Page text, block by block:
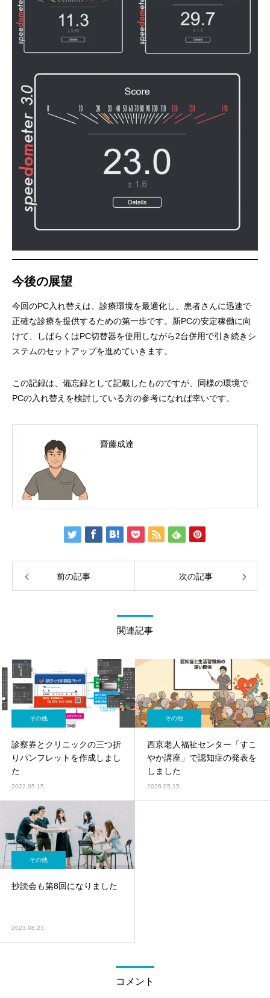
今後の展望
今回のPC入れ替えは、診療環境を最適化し、患者さんに迅速で
正確な診療を提供するための第一歩です。新PCの安定稼働に向
けて、しばらくはPC切替器を使用しながら2台併用で引き続きシ
ステムのセットアップを進めていきます。
この記録は、備忘録として記載したものですが、同様の環境で
PCの入れ替えを検討している方の参考になれば幸いです。
齋藤成達
前の記事 次の記事
関連記事
その他
診察券とクリニックの三つ折
りパンフレットを作成しまし
た
2022.05.15
その他
西京老人福祉センター「すこ
やか講座」で認知症の発表を
しました
2026.05.15
その他
抄読会も第8回になりました
2023.08.23
コメント